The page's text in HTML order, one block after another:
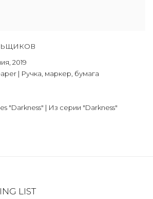
, 2019
| Ручка, маркер, бумага
"Darkness" | Из серии "Darkness"
LIST